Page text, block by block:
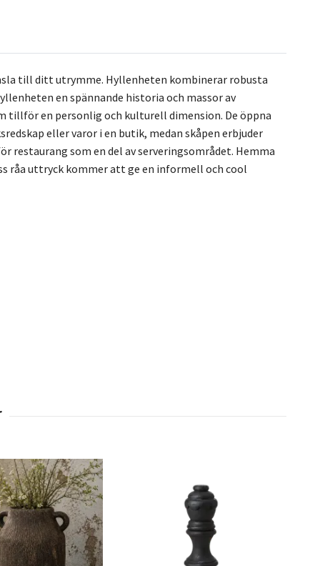
till ditt utrymme. Hyllenheten kombinerar robusta
en spännande historia och massor av
tillför en personlig och kulturell dimension. De öppna
eller varor i en butik, medan skåpen erbjuder
restaurang som en del av serveringsområdet. Hemma
råa uttryck kommer att ge en informell och cool